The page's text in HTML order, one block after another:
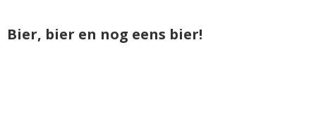
Bier, bier en nog eens bier!